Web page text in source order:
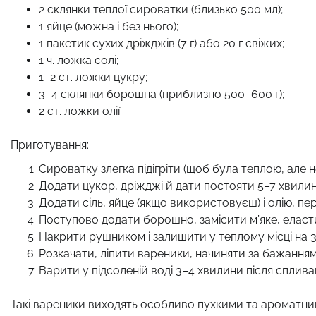
2 склянки теплої сироватки (близько 500 мл);
1 яйце (можна і без нього);
1 пакетик сухих дріжджів (7 г) або 20 г свіжих;
1 ч. ложка солі;
1–2 ст. ложки цукру;
3–4 склянки борошна (приблизно 500–600 г);
2 ст. ложки олії.
Приготування:
Сироватку злегка підігріти (щоб була теплою, але
Додати цукор, дріжджі й дати постояти 5–7
Додати сіль, яйце (якщо використовуєш) і олію,
Поступово додати борошно, замісити м’яке,
Накрити рушником і залишити у теплому місці на
Розкачати, ліпити вареники, начиняти за
Варити у підсоленій воді 3–4 хвилини після
Такі вареники виходять особливо пухкими та